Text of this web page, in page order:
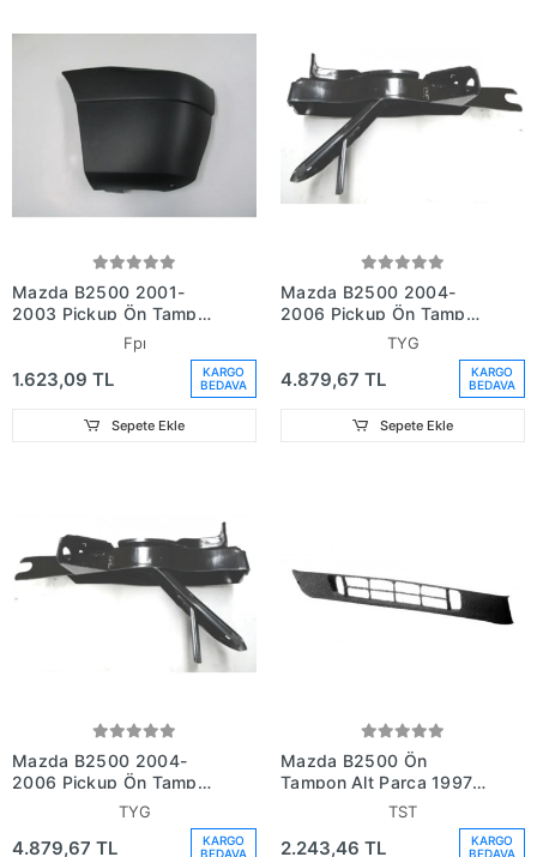
Mazda B2500 2001-
2003 Pickup Ön Tampon
Ucu Sağ (Plastik) (Fpı)
No:Uh725004Xbaa)
Fpı
1.623,09 TL
KARGO
BEDAVA
Sepete Ekle
Mazda B2500 2004-
2006 Pickup Ön Tampon
Braketi Sağ (Tyg) (Oem
TYG
4.879,67 TL
KARGO
BEDAVA
Sepete Ekle
Mazda B2500 2004-
2006 Pickup Ön Tampon
Braketi Sol (Tyg) (Oem
TYG
4.879,67 TL
KARGO
BEDAVA
Mazda B2500 Ön
Tampon Alt Parça 1997-
1998 (Oem No: U009-
TST
2.243,46 TL
KARGO
BEDAVA